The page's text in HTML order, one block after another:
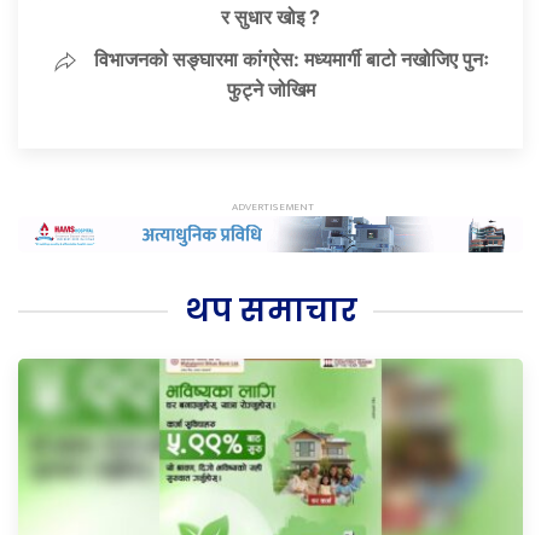
र सुधार खोइ ?
विभाजनको सङ्घारमा कांग्रेस: मध्यमार्गी बाटो नखोजिए पुनः
फुट्ने जोखिम
थप समाचार